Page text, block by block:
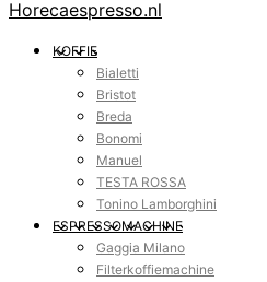
Horecaespresso.nl
KOFFIE
Bialetti
Bristot
Breda
Bonomi
Manuel
TESTA ROSSA
Tonino Lamborghini
ESPRESSOMACHINE
Gaggia Milano
Filterkoffiemachine